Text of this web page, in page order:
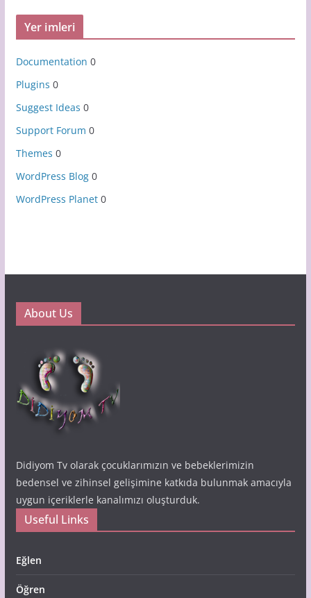
Yer imleri
Documentation 0
Plugins 0
Suggest Ideas 0
Support Forum 0
Themes 0
WordPress Blog0
WordPress Planet0
About Us
Didiyom Tv olarak çocuklarımızın ve bebeklerimizin
bedensel ve zihinsel gelişimine katkıda bulunmak amacıyla
uygun içeriklerle kanalımızı oluşturduk.
Useful Links
Eğlen
Öğren